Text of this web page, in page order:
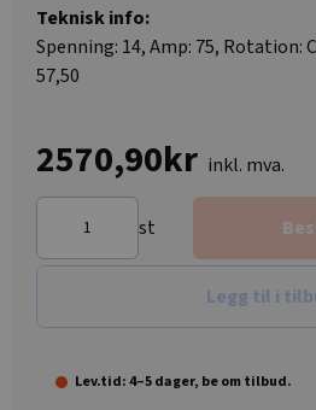
Teknisk info:
Spenning: 14, Amp: 75, Rotation:
57,50
2570,90kr inkl. mva.
st
Legg til i
Lev.tid: 4–5 dager, be om tilbud.